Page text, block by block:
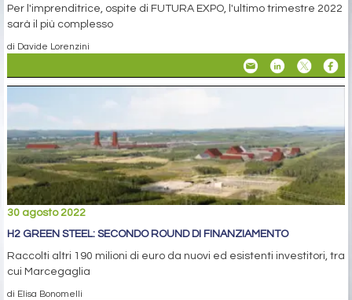
Per l'imprenditrice, ospite di FUTURA EXPO, l'ultimo trimestre 2022
sarà il più complesso
di Davide Lorenzini
30 agosto 2022
H2 GREEN STEEL: SECONDO ROUND DI FINANZIAMENTO
Raccolti altri 190 milioni di euro da nuovi ed esistenti investitori, tra
cui Marcegaglia
di Elisa Bonomelli